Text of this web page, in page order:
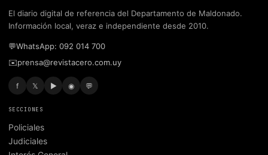
El diario digital de referencia del Departamento de Maldonado.
Información local, veraz e independiente desde 2010.
💬WhatsApp: 092 014 700
✉️prensa@revistacero.com.uy
f 𝕏 ▶ ◉ 💬
SECCIONES
Policiales
Judiciales